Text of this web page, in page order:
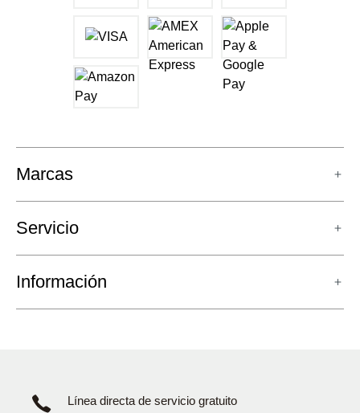
Marcas
Servicio
Información
Línea directa de servicio gratuito